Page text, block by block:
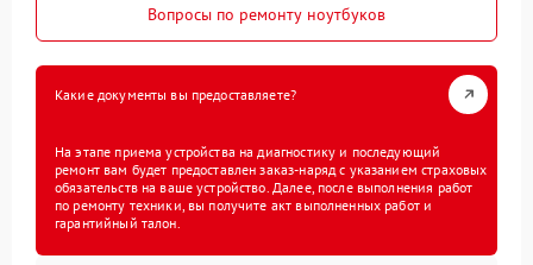
Вопросы по ремонту ноутбуков
Какие документы вы предоставляете?
На этапе приема устройства на диагностику и последующий
ремонт вам будет предоставлен заказ-наряд с указанием страховых
обязательств на ваше устройство. Далее, после выполнения работ
по ремонту техники, вы получите акт выполненных работ и
гарантийный талон.